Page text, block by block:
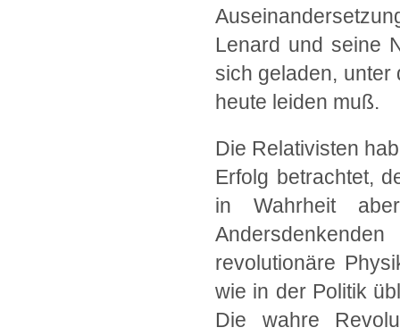
Lenard und seine
sich geladen, unter
heute leiden muß.
Die Relativisten
Erfolg betrachtet,
in Wahrheit
revolutionäre
wie in der Politik
Die wahre